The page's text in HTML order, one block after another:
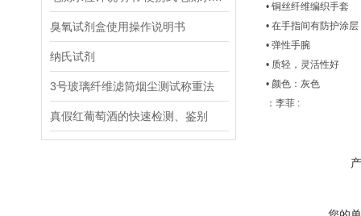
臭氧试剂盒使用操作说明书
纳氏试剂
3号玻璃纤维滤筒烟尘测试称重法
真假红葡萄酒的快速检测、鉴别
• 铜丝纤维编织手套
• 在手指间有防护涂层
• 弹性手腕
• 质轻，灵活性好
• 颜色：灰色
：李菲 :